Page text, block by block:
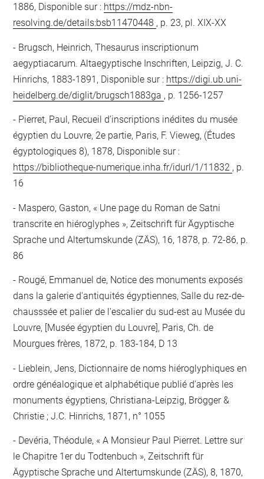
1886, Disponible sur : https://mdz-nbn-
resolving.de/details:bsb11470448 , p. 23, pl. XIX-XX
Brugsch, Heinrich, Thesaurus inscriptionum
aegyptiacarum. Altaegyptische Inschriften, Leipzig, J. C.
Hinrichs, 1883-1891, Disponible sur : https://digi.ub.uni-
heidelberg.de/diglit/brugsch1883ga , p. 1256-1257
Pierret, Paul, Recueil d’inscriptions inédites du musée
égyptien du Louvre, 2e partie, Paris, F. Vieweg, (Études
égyptologiques 8), 1878, Disponible sur :
https://bibliotheque-numerique.inha.fr/idurl/1/11832 , p.
16
Maspero, Gaston, « Une page du Roman de Satni
transcrite en hiéroglyphes », Zeitschrift für Ägyptische
Sprache und Altertumskunde (ZÄS), 16, 1878, p. 72-86, p.
86
Rougé, Emmanuel de, Notice des monuments exposés
dans la galerie d'antiquités égyptiennes, Salle du rez-de-
chausssée et palier de l'escalier du sud-est au Musée du
Louvre, [Musée égyptien du Louvre], Paris, Ch. de
Mourgues frères, 1872, p. 183-184, D 13
Lieblein, Jens, Dictionnaire de noms hiéroglyphiques en
ordre généalogique et alphabétique publié d'après les
monuments égyptiens, Christiana-Leipzig, Brögger &
Christie ; J.C. Hinrichs, 1871, n° 1055
Devéria, Théodule, « A Monsieur Paul Pierret. Lettre sur
le Chapitre 1er du Todtenbuch », Zeitschrift für
Ägyptische Sprache und Altertumskunde (ZÄS), 8, 1870,